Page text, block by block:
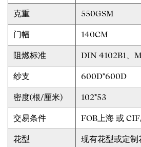
克重 550GSM
门幅 140CM
阻燃标准 DIN 4102B1、
纱支 600D*600D
密度(根/厘米) 102*53
交易条件 FOB上海 或
花型 现有花型或定制